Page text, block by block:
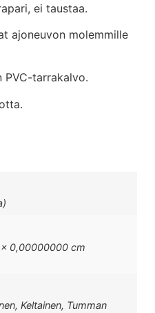
ei taustaa.
ajoneuvon molemmille
PVC-tarrakalvo.
0,00000000 cm
Keltainen, Tumman